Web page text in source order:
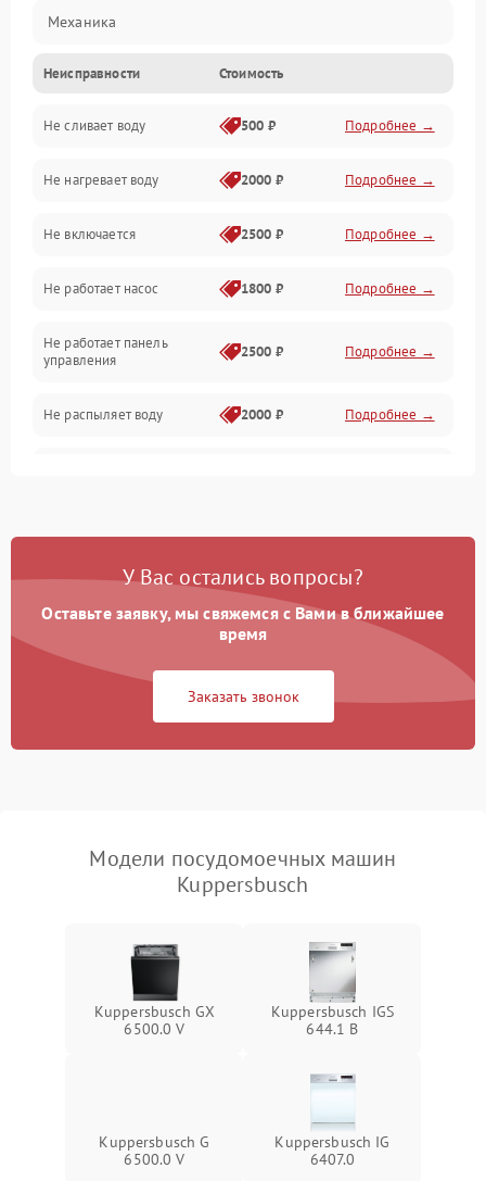
Механика
Управление
Электропитание
Датчики
Нагрев
Вода
Гигиена
Программное обеспечение
Неисправности Стоимость
Не сливает воду 500 ₽ Подробнее →
Не нагревает воду 2000 ₽ Подробнее →
Не включается 2500 ₽ Подробнее →
Не работает насос 1800 ₽ Подробнее →
Не работает панель
управления
2500 ₽ Подробнее →
Не распыляет воду 2000 ₽ Подробнее →
Проблемы с набором
Не работает сушилка 2100 ₽ Подробнее →
Сбои в работе таймера 1700 ₽
У Вас остались вопросы?
Оставьте заявку, мы свяжемся с Вами в ближайшее
время
Заказать звонок
Модели посудомоечных машин
Kuppersbusch
Kuppersbusch GX
6500.0 V
Kuppersbusch IGS
644.1 B
Kuppersbusch G
6500.0 V
Kuppersbusch IG
6407.0